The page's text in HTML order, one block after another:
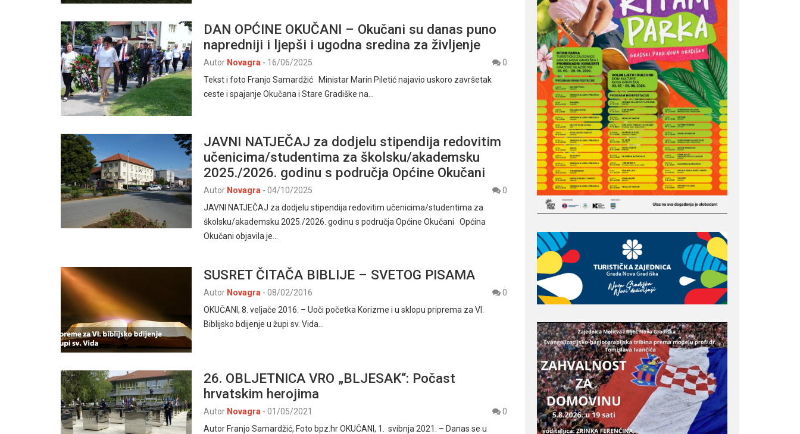
DAN OPĆINE OKUČANI – Okučani su danas puno
napredniji i ljepši i ugodna sredina za življenje
Autor Novagra - 16/06/2025
0
Tekst i foto Franjo Samardžić Ministar Marin Piletić najavio uskoro završetak
ceste i spajanje Okučana i Stare Gradiške na…
JAVNI NATJEČAJ za dodjelu stipendija redovitim
učenicima/studentima za školsku/akademsku
2025./2026. godinu s područja Općine Okučani
Autor Novagra - 04/10/2025
0
JAVNI NATJEČAJ za dodjelu stipendija redovitim učenicima/studentima za
školsku/akademsku 2025./2026. godinu s područja Općine Okučani Općina
Okučani objavila je…
SUSRET ČITAČA BIBLIJE – SVETOG PISAMA
Autor Novagra - 08/02/2016
0
OKUČANI, 8. veljače 2016. – Uoči početka Korizme i u sklopu priprema za VI.
Biblijsko bdijenje u župi sv. Vida…
26. OBLJETNICA VRO „BLJESAK“: Počast
hrvatskim herojima
Autor Novagra - 01/05/2021
0
Autor Franjo Samardžić, Foto bpz.hr OKUČANI, 1. svibnja 2021. – Danas se u